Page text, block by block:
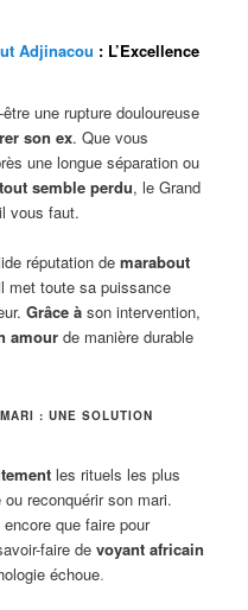
Adjinacou : L’Excellence
une rupture douloureuse
son ex. Que vous
une longue séparation ou
semble perdu, le Grand
vous faut.
réputation demarabout
met toute sa puissance
Grâce à son intervention,
amour de manière durable
: UNE SOLUTION
les rituels les plus
reconquérir son mari.
que faire pour
faire devoyant africain
échoue.